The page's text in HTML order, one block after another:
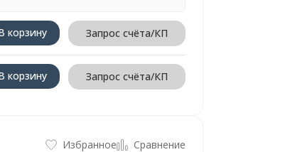
корзину Запрос счёта/КП
корзину Запрос счёта/КП
Избранное Сравнение